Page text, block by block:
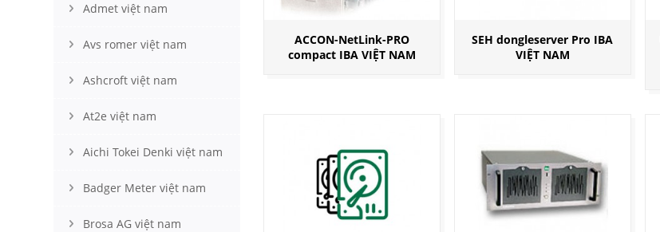
Admet việt nam
Avs romer việt nam
Ashcroft việt nam
At2e việt nam
Aichi Tokei Denki việt nam
Badger Meter việt nam
Brosa AG việt nam
ACCON-NetLink-PRO
compact IBA VIỆT NAM
SEH dongleserver Pro IBA
VIỆT NAM